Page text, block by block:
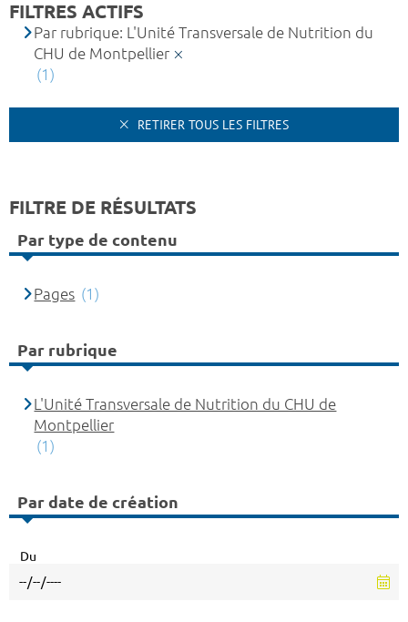
FILTRES ACTIFS
Par rubrique: L'Unité Transversale de Nutrition du
CHU de Montpellier
(1)
RETIRER TOUS LES FILTRES
FILTRE DE RÉSULTATS
Par type de contenu
Pages (1)
Par rubrique
L'Unité Transversale de Nutrition du CHU de
Montpellier
(1)
Par date de création
Du